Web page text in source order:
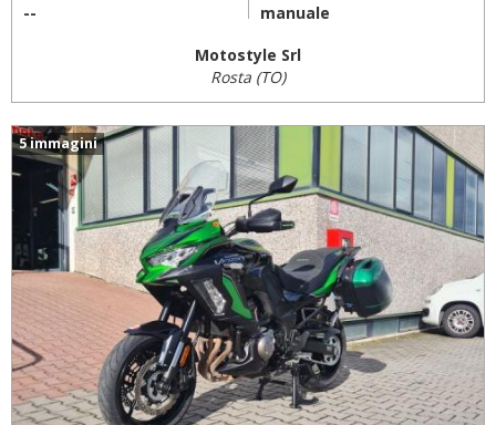
-- manuale
Motostyle Srl
Rosta (TO)
5 immagini